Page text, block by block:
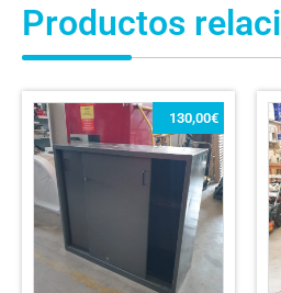
Productos
130,00€